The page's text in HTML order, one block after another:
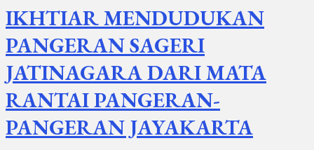
IKHTIAR MENDUDUKAN
PANGERAN SAGERI
JATINAGARA DARI MATA
RANTAI PANGERAN-
PANGERAN JAYAKARTA